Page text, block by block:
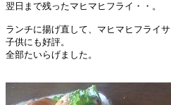
翌日まで残ったマヒマヒフライ・・。
ランチに揚げ直して、マヒマヒフライサ
子供にも好評。
全部たいらげました。